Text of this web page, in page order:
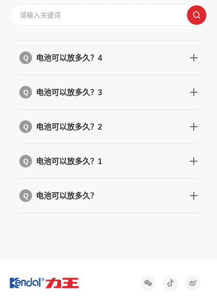
Q 电池可以放多久？4
Q 电池可以放多久？3
Q 电池可以放多久？2
Q 电池可以放多久？1
Q 电池可以放多久？